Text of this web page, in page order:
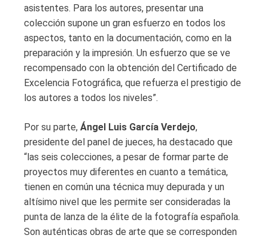
asistentes. Para los autores, presentar una
colección supone un gran esfuerzo en todos los
aspectos, tanto en la documentación, como en la
preparación y la impresión. Un esfuerzo que se ve
recompensado con la obtención del Certificado de
Excelencia Fotográfica, que refuerza el prestigio de
los autores a todos los niveles”.
Por su parte, Ángel Luis García Verdejo,
presidente del panel de jueces, ha destacado que
“las seis colecciones, a pesar de formar parte de
proyectos muy diferentes en cuanto a temática,
tienen en común una técnica muy depurada y un
altísimo nivel que les permite ser consideradas la
punta de lanza de la élite de la fotografía española.
Son auténticas obras de arte que se corresponden